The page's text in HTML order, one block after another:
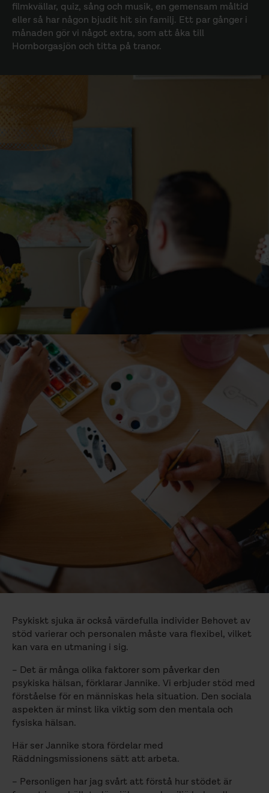
filmkvällar, quiz, sång och musik, en gemensam måltid
eller så har någon bjudit hit sin familj. Ett par gånger i
månaden gör vi något extra, som att åka till
Hornborgasjön och titta på tranor.
Psykiskt sjuka är också värdefulla individer Behovet av
stöd varierar och personalen måste vara flexibel, vilket
kan vara en utmaning i sig.
– Det är många olika faktorer som påverkar den
psykiska hälsan, förklarar Jannike. Vi erbjuder stöd med
förståelse för en människas hela situation. Den sociala
aspekten är minst lika viktig som den mentala och
fysiska hälsan.
Här ser Jannike stora fördelar med
Räddningsmissionens sätt att arbeta.
– Personligen har jag svårt att förstå hur stödet är